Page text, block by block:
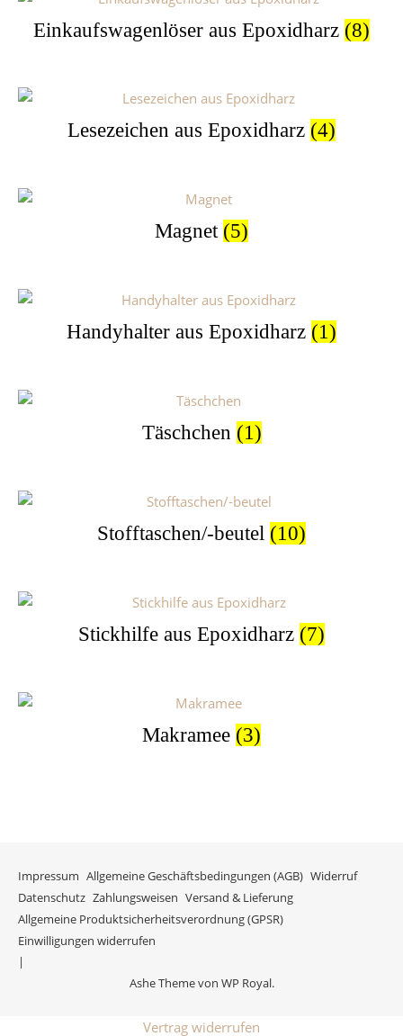
Einkaufswagenlöser aus Epoxidharz (8)
Lesezeichen aus Epoxidharz (4)
Magnet (5)
Handyhalter aus Epoxidharz (1)
Täschchen (1)
Stofftaschen/-beutel (10)
Stickhilfe aus Epoxidharz (7)
Makramee (3)
Impressum Allgemeine Geschäftsbedingungen (AGB) Widerruf
Datenschutz Zahlungsweisen Versand & Lieferung
Allgemeine Produktsicherheitsverordnung (GPSR)
Einwilligungen widerrufen
Ashe Theme von WP Royal.
Vertrag widerrufen